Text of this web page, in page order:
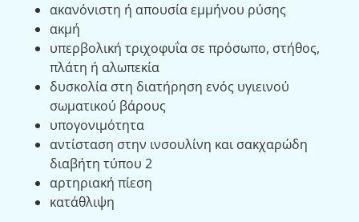
ακανόνιστη ή απουσία εμμήνου ρύσης
ακμή
υπερβολική τριχοφυΐα σε πρόσωπο, στήθος,
πλάτη ή αλωπεκία
δυσκολία στη διατήρηση ενός υγιεινού
σωματικού βάρους
υπογονιμότητα
αντίσταση στην ινσουλίνη και σακχαρώδη
διαβήτη τύπου 2
αρτηριακή πίεση
κατάθλιψη